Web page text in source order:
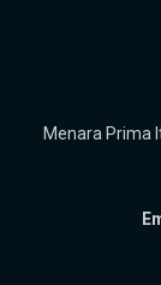
Menara Prima